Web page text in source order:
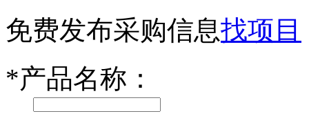
第二代 AION V核心零部件配套供应商一览
乐道L60核心零部件配套供应商一览
免费发布采购信息找项目
*产品名称：